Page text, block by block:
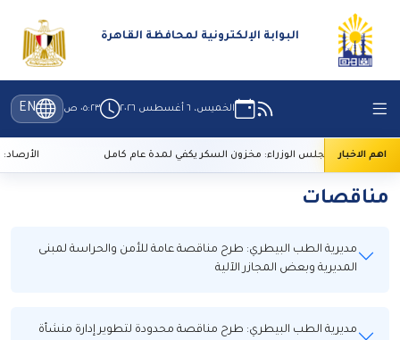
البوابة الإلكترونية لمحافظة القاهرة
الخميس، ٦ أغسطس ٢٠٢٦ ٠٥:٢٣ ص EN
اهم الاخبار
متحدث مجلس الوزراء: مخزون السكر يكفي لمدة عام كامل الأرصاد:
مناقصات
مديرية الطب البيطري: طرح مناقصة عامة للأمن والحراسة لمبنى
المديرية وبعض المجازر الآلية
مديرية الطب البيطري: طرح مناقصة محدودة لتطوير إدارة منشأة